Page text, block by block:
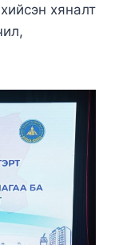
хяналт